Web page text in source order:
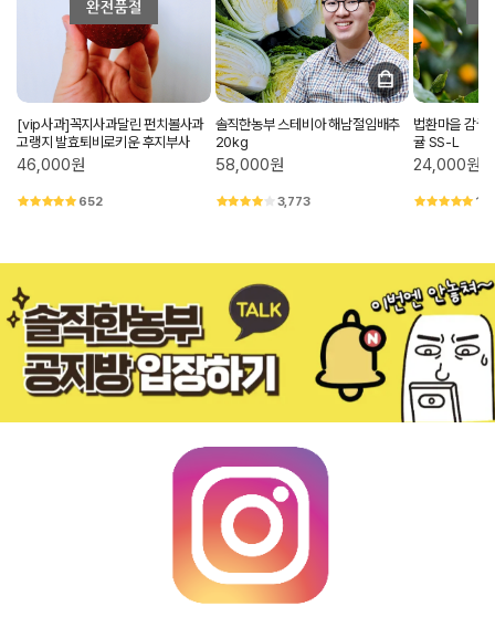
[vip사과]꼭지사과달린 펀치볼사과
고랭지 발효퇴비로키운 후지부사
46,000원
652
솔직한농부 스테비아 해남절임배추
20kg
58,000원
3,773
법환마을 감귤
귤 SS-L
24,000원